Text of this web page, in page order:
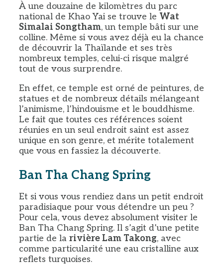
À une douzaine de kilomètres du parc
national de Khao Yai se trouve le Wat
Simalai Songtham, un temple bâti sur une
colline. Même si vous avez déjà eu la chance
de découvrir la Thaïlande et ses très
nombreux temples, celui-ci risque malgré
tout de vous surprendre.
En effet, ce temple est orné de peintures, de
statues et de nombreux détails mélangeant
l’animisme, l’hindouisme et le bouddhisme.
Le fait que toutes ces références soient
réunies en un seul endroit saint est assez
unique en son genre, et mérite totalement
que vous en fassiez la découverte.
Ban Tha Chang Spring
Et si vous vous rendiez dans un petit endroit
paradisiaque pour vous détendre un peu ?
Pour cela, vous devez absolument visiter le
Ban Tha Chang Spring. Il s’agit d’une petite
partie de la rivière Lam Takong, avec
comme particularité une eau cristalline aux
reflets turquoises.